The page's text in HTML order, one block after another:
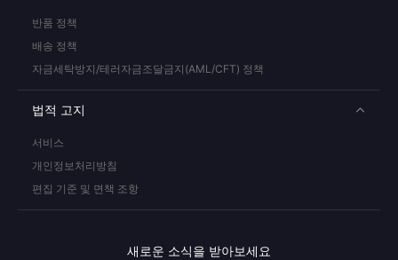
반품 정책
배송 정책
자금세탁방지/테러자금조달금지(AML/CFT) 정책
법적 고지
서비스
개인정보처리방침
편집 기준 및 면책 조항
새로운 소식을 받아보세요